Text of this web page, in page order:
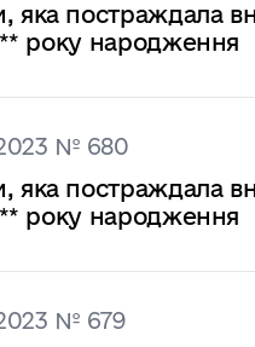
яка постраждала
року народження
№ 680
яка постраждала
року народження
№ 679